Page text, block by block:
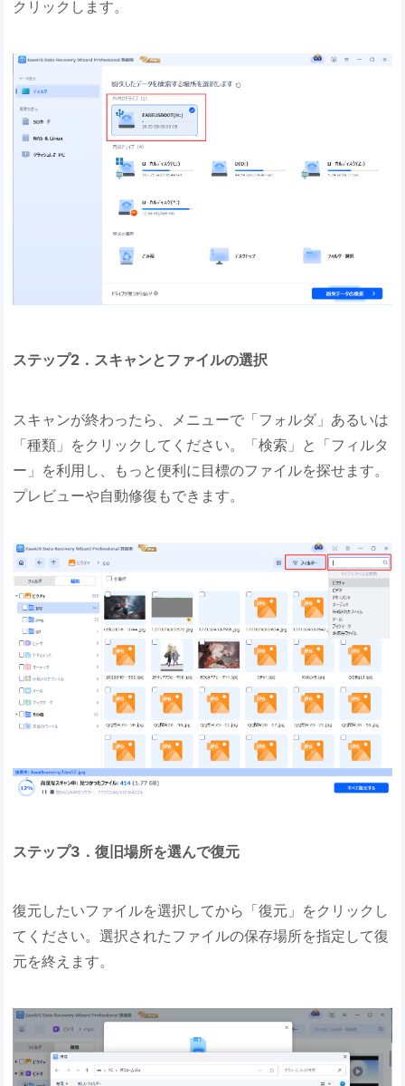
クリックします。
ステップ2．スキャンとファイルの選択
スキャンが終わったら、メニューで「フォルダ」あるいは
「種類」をクリックしてください。「検索」と「フィルタ
ー」を利用し、もっと便利に目標のファイルを探せます。
プレビューや自動修復もできます。
ステップ3．復旧場所を選んで復元
復元したいファイルを選択してから「復元」をクリックし
てください。選択されたファイルの保存場所を指定して復
元を終えます。